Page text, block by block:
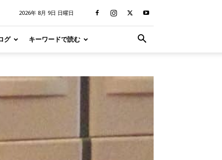
2026年 8月 9日 日曜日
グ キーワードで読む